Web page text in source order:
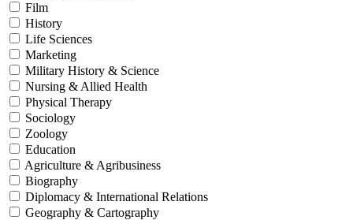
Film
History
Life Sciences
Marketing
Military History & Science
Nursing & Allied Health
Physical Therapy
Sociology
Zoology
Education
Agriculture & Agribusiness
Biography
Diplomacy & International Relations
Geography & Cartography